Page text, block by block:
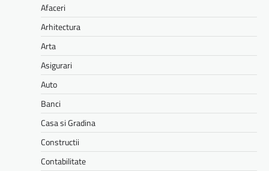
Afaceri
Arhitectura
Arta
Asigurari
Auto
Banci
Casa si Gradina
Constructii
Contabilitate